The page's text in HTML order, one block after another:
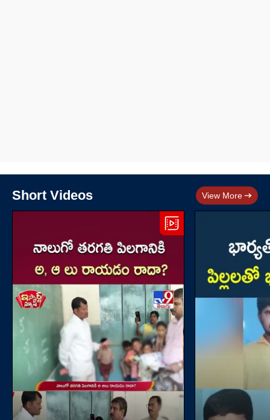
Short Videos View More